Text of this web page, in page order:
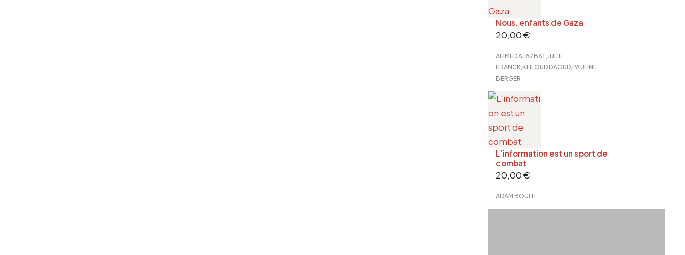
Nous, enfants de Gaza
20,00€
AHMED ALAZBAT JULIE
FRANCK KHLOUD DAOUD, PAULINE
BERGER
L’information est un sport de
combat
20,00€
ADAM BOUITI